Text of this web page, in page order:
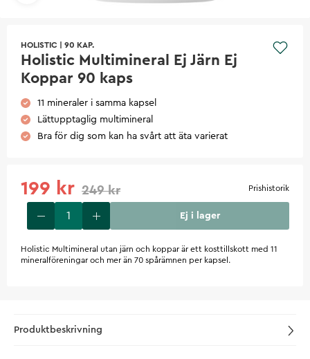
HOLISTIC 90 KAP.
Holistic Multimineral Ej Järn Ej
Koppar 90 kaps
11 mineraler i samma kapsel
Lättupptaglig multimineral
Bra för dig som kan ha svårt att äta varierat
199 kr 249 kr Prishistorik
Ej i lager
Holistic Multimineral utan järn och koppar är ett kosttillskott med 11
mineralföreningar och mer än 70 spårämnen per kapsel.
Produktbeskrivning